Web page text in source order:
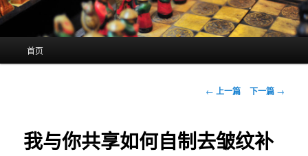
首页
文
航
← 上一篇 下一篇 →
我与你共享如何自制去皱纹补